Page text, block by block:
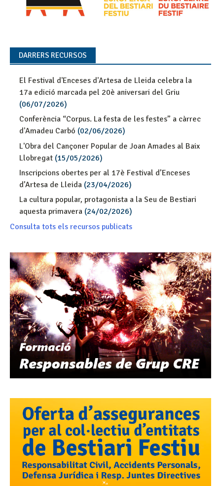
DARRERS RECURSOS
El Festival d'Enceses d'Artesa de Lleida celebra la
17a edició marcada pel 20è aniversari del Griu
(06/07/2026)
Conferència “Corpus. La festa de les festes” a càrrec
d'Amadeu Carbó (02/06/2026)
L'Obra del Cançoner Popular de Joan Amades al Baix
Llobregat (15/05/2026)
Inscripcions obertes per al 17è Festival d’Enceses
d’Artesa de Lleida (23/04/2026)
La cultura popular, protagonista a la Seu de Bestiari
aquesta primavera (24/02/2026)
Consulta tots els recursos publicats